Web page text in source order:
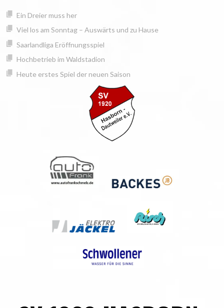
springen
zum
Inhalt
Ein Dreier muss her
Viel los am Sonntag – Auswärts und zu Hause
Saarlandliga Eröffnungsspiel
Hochbetrieb im Waldstadion
Heute erstes Spiel der neuen Saison